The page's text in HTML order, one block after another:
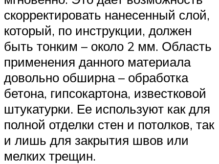
скорректировать нанесенный слой,
который, по инструкции, должен
быть тонким – около 2 мм. Область
применения данного материала
довольно обширна – обработка
бетона, гипсокартона, известковой
штукатурки. Ее используют как для
полной отделки стен и потолков, так
и лишь для закрытия швов или
мелких трещин.